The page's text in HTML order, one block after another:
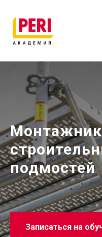
Монтажник
подмостей
Записаться на